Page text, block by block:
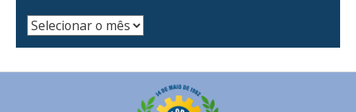
Arquivo